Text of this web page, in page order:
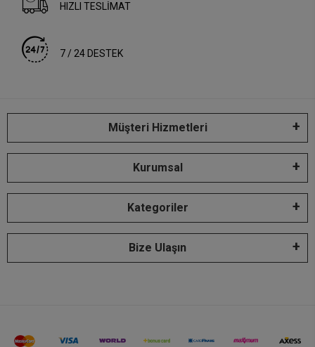
HIZLI TESLİMAT
7 / 24 DESTEK
Müşteri Hizmetleri
Kurumsal
Kategoriler
Bize Ulaşın